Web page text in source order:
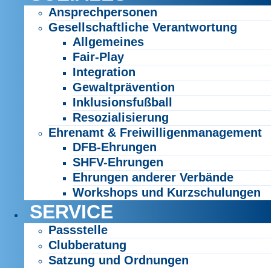
Ansprechpersonen
Gesellschaftliche Verantwortung
Allgemeines
Fair-Play
Integration
Gewaltprävention
Inklusionsfußball
Resozialisierung
Ehrenamt & Freiwilligenmanagement
DFB-Ehrungen
SHFV-Ehrungen
Ehrungen anderer Verbände
Workshops und Kurzschulungen
SERVICE
Passstelle
Clubberatung
Satzung und Ordnungen